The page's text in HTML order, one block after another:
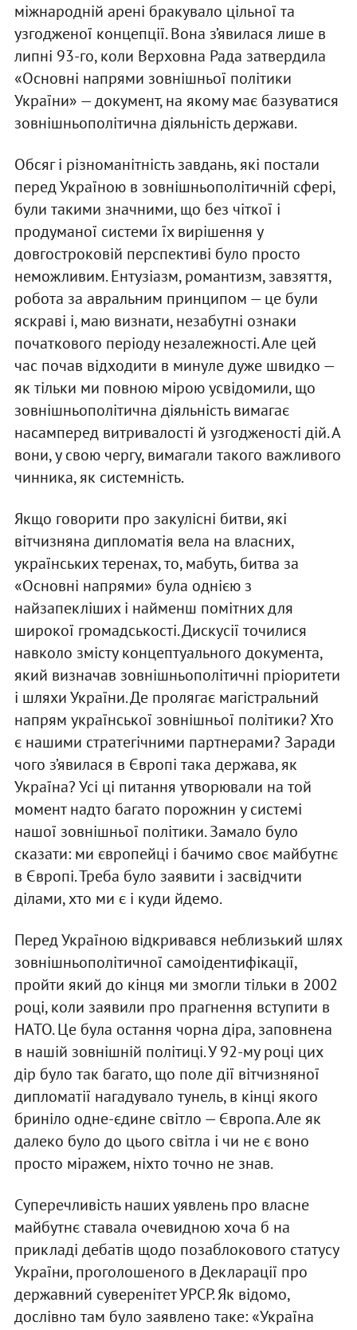
міжнародній арені бракувало цільної та
узгодженої концепції. Вона з’явилася лише в
липні 93-го, коли Верховна Рада затвердила
«Основні напрями зовнішньої політики
України» — документ, на якому має базуватися
зовнішньополітична діяльність держави.
Обсяг і різноманітність завдань, які постали
перед Україною в зовнішньополітичній сфері,
були такими значними, що без чіткої і
продуманої системи їх вирішення у
довгостроковій перспективі було просто
неможливим. Ентузіазм, романтизм, завзяття,
робота за авральним принципом — це були
яскраві і, маю визнати, незабутні ознаки
початкового періоду незалежності. Але цей
час почав відходити в минуле дуже швидко —
як тільки ми повною мірою усвідомили, що
зовнішньополітична діяльність вимагає
насамперед витривалості й узгодженості дій. А
вони, у свою чергу, вимагали такого важливого
чинника, як системність.
Якщо говорити про закулісні битви, які
вітчизняна дипломатія вела на власних,
українських теренах, то, мабуть, битва за
«Основні напрями» була однією з
найзапекліших і найменш помітних для
широкої громадськості. Дискусії точилися
навколо змісту концептуального документа,
який визначав зовнішньополітичні пріоритети
і шляхи України. Де пролягає магістральний
напрям української зовнішньої політики? Хто
є нашими стратегічними партнерами? Заради
чого з’явилася в Європі така держава, як
Україна? Усі ці питання утворювали на той
момент надто багато порожнин у системі
нашої зовнішньої політики. Замало було
сказати: ми європейці і бачимо своє майбутнє
в Європі. Треба було заявити і засвідчити
ділами, хто ми є і куди йдемо.
Перед Україною відкривався неблизький шлях
зовнішньополітичної самоідентифікації,
пройти який до кінця ми змогли тільки в 2002
році, коли заявили про прагнення вступити в
НАТО. Це була остання чорна діра, заповнена
в нашій зовнішній політиці. У 92-му році цих
дір було так багато, що поле дії вітчизняної
дипломатії нагадувало тунель, в кінці якого
бри­ніло одне-єдине світло — Європа. Але як
далеко було до цього світла і чи не є воно
просто міражем, ніхто точно не знав.
Суперечливість наших уявлень про власне
майбутнє ставала очевидною хоча б на
прикладі дебатів щодо позаблокового статусу
України, проголошеного в Декларації про
державний суверенітет УРСР. Як відомо,
дослівно там було заявлено таке: «Україна